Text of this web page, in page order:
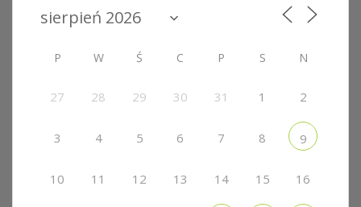
P W Ś C P S N
27 28 29 30 31 1 2
3 4 5 6 7 8 9
10 11 12 13 14 15 16